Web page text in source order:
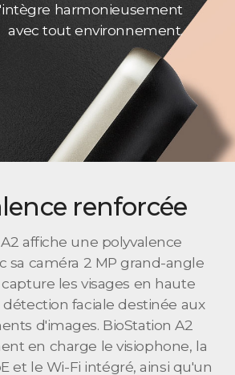
harmonieusement
avec tout environnement.
renforcée
affiche une polyvalence
sa caméra 2 MP grand-angle
les visages en haute
faciale destinée aux
d'images. BioStation A2
en charge le visiophone, la
et le Wi-Fi intégré, ainsi qu'un